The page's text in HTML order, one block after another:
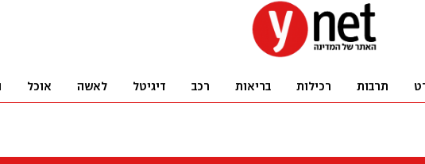
תרבות רכילות בריאות רכב דיגיטל לאשה אוכל